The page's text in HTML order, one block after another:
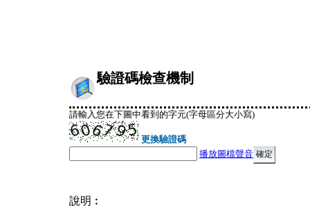
驗證碼檢查機制
請輸入您在下圖中看到的字元(字母區分大小寫)
更換驗證碼
播放圖檔聲音
說明︰